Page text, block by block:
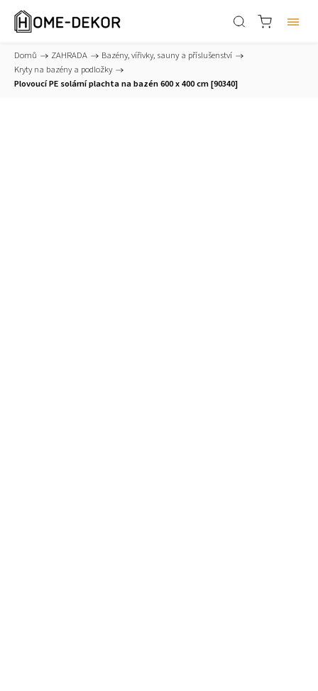
Domů / ZAHRADA / Bazény, vířivky, sauny a příslušenství /
Kryty na bazény a podložky /
Plovoucí PE solární plachta na bazén 600 x 400 cm [90340]